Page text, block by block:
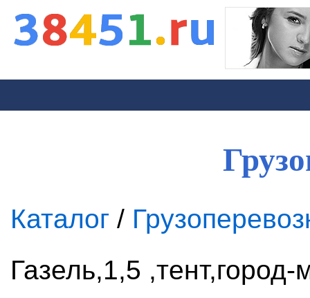
Каталог /
Газель,1,5